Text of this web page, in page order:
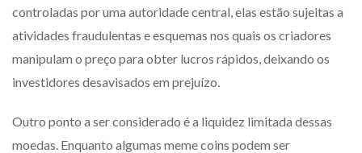
controladas por uma autoridade central, elas estão sujeitas a
atividades fraudulentas e esquemas nos quais os criadores
manipulam o preço para obter lucros rápidos, deixando os
investidores desavisados em prejuízo.
Outro ponto a ser considerado é a liquidez limitada dessas
moedas. Enquanto algumas meme coins podem ser